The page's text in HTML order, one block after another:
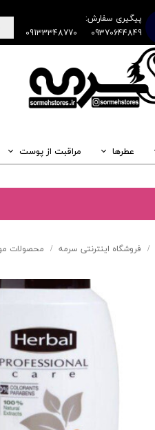
پیگیری سفارش:
09370644849
09133348770
عطرها مراقبت از پوست
فروشگاه اینترنتی سرمه محصولات